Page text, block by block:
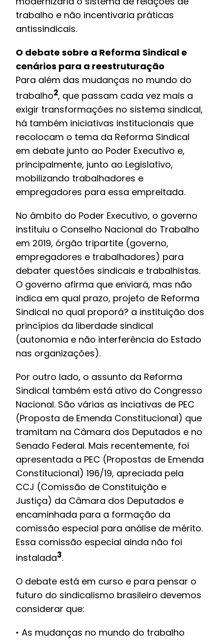
trabalho e não incentivaria práticas
antissindicais.
O debate sobre a Reforma Sindical e
cenários para a reestruturação
Para além das mudanças no mundo do
trabalho2, que passam cada vez mais a
exigir transformações no sistema sindical,
há também iniciativas institucionais que
recolocam o tema da Reforma Sindical
em debate junto ao Poder Executivo e,
principalmente, junto ao Legislativo,
mobilizando trabalhadores e
empregadores para essa empreitada.
No âmbito do Poder Executivo, o governo
instituiu o Conselho Nacional do Trabalho
em 2019, órgão tripartite (governo,
empregadores e trabalhadores) para
debater questões sindicais e trabalhistas.
O governo afirma que enviará, mas não
indica em qual prazo, projeto de Reforma
Sindical no qual proporá? a instituição dos
princípios da liberdade sindical
(autonomia e não interferência do Estado
nas organizações).
Por outro lado, o assunto da Reforma
Sindical também está ativo do Congresso
Nacional. São várias as inciativas de PEC
(Proposta de Emenda Constitucional) que
tramitam na Câmara dos Deputados e no
Senado Federal. Mais recentemente, foi
apresentada a PEC (Propostas de Emenda
Constitucional) 196/19, apreciada pela
CCJ (Comissão de Constituição e
Justiça) da Câmara dos Deputados e
encaminhada para a formação da
comissão especial para análise de mérito.
Essa comissão especial ainda não foi
instalada3.
O debate está em curso e para pensar o
futuro do sindicalismo brasileiro devemos
considerar que:
• As mudanças no mundo do trabalho